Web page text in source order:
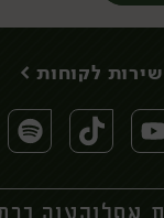
שירות לקוחות >